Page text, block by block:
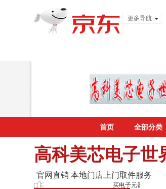
更多导航
首页 全部分类
高科美芯电子世
官网直销 本地门店上门取件服务
买电子元器件 电脑配件